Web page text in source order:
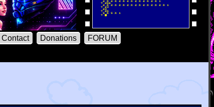
Contact Donations
FORUM